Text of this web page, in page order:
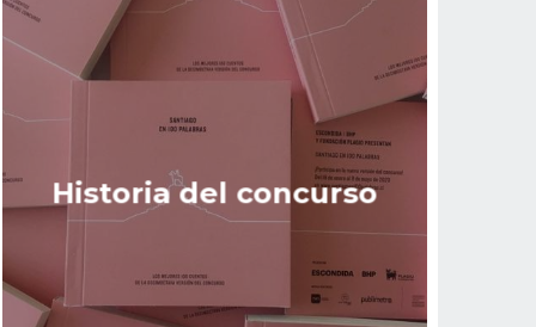
Historia del concurso